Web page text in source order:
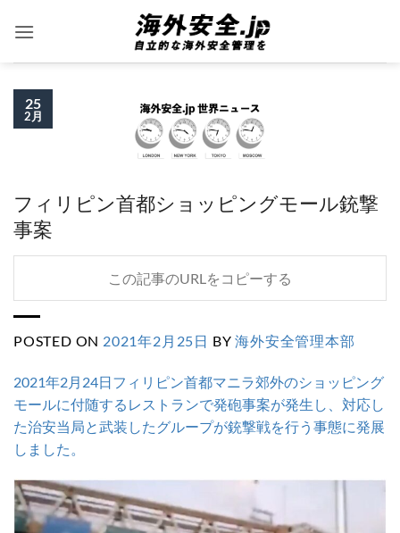
25
2月
フィリピン首都ショッピングモール銃撃
事案
この記事のURLをコピーする
POSTED ON 2021年2月25日 BY海外安全管理本部
2021年2月24日フィリピン首都マニラ郊外のショッピング
モールに付随するレストランで発砲事案が発生し、対応し
た治安当局と武装したグループが銃撃戦を行う事態に発展
しました。